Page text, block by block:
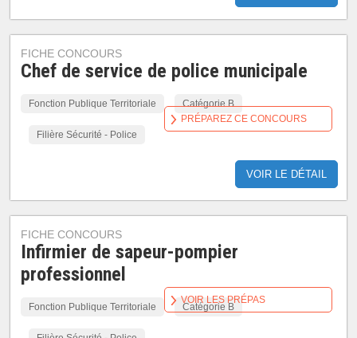
FICHE CONCOURS
Chef de service de police municipale
Fonction Publique Territoriale Catégorie B
Filière Sécurité - Police
VOIR LE DÉTAIL
PRÉPAREZ CE CONCOURS
FICHE CONCOURS
Infirmier de sapeur-pompier
professionnel
Fonction Publique Territoriale Catégorie B
VOIR LES PRÉPAS